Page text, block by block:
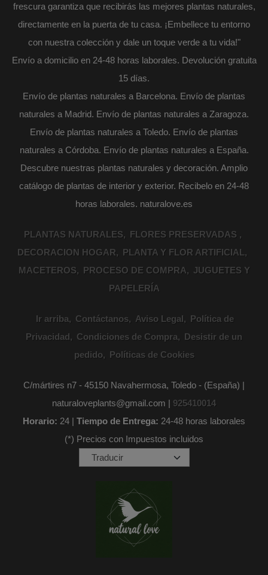
frescura garantiza que recibirás las mejores plantas naturales,
directamente en la puerta de tu casa. ¡Embellece tu entorno
con nuestra colección y dale un toque verde a tu vida!"
Envío a domicilio en 24-48 horas laborales. Devolución gratuita
15 días.
Envío de plantas naturales a Barcelona. Envío de plantas
naturales a Madrid. Envío de plantas naturales a Zaragoza.
Envío de plantas naturales a Toledo. Envío de plantas
naturales a Córdoba. Envío de plantas naturales a España.
Descubre nuestras plantas naturales y decoración. Amplio
catálogo de plantas de interior y exterior. Recibelo en 24-48
horas laborales. naturalove.es
PLANTAS NATURALES
FLORES PRESERVADAS
DECORACION HOGAR
PLANTA Y FLOR ARTIFICIAL
MACETEROS
PROCESO DE COMPRA
JUGUETES Y
PAPELERÍA
Ir arriba Contáctanos Aviso Legal
Política de
Privacidad
Condiciones de Compra
Desistir de un
pedido
Políticas de Cookies
C/mártires n7 - 45150 Navahermosa, Toledo - (España) |
naturaloveplants@gmail.com | 925410014
Horario: 24 | Tiempo de Entrega: 24-48 horas laborales
(*) Precios con Impuestos incluidos